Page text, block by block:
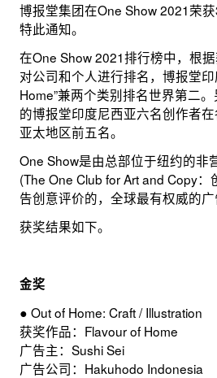
博报堂集团在One Show 2021荣获
特此通知。
在One Show 2021排行榜中，根
对公司和个人进行排名，博报堂
Home”兼两个类别排名世界第二
的博报堂印度尼西亚六名创作者
亚太地区前五名。
One Show是由总部位于纽约的非
(The One Club for Art and Copy
告创意评价的，全球最有权威的广
获奖结果如下。
金奖
● Out of Home: Craft / Illustration
获奖作品：Flavour of Home
广告主：Sushi Sei
广告公司：Hakuhodo Indonesia